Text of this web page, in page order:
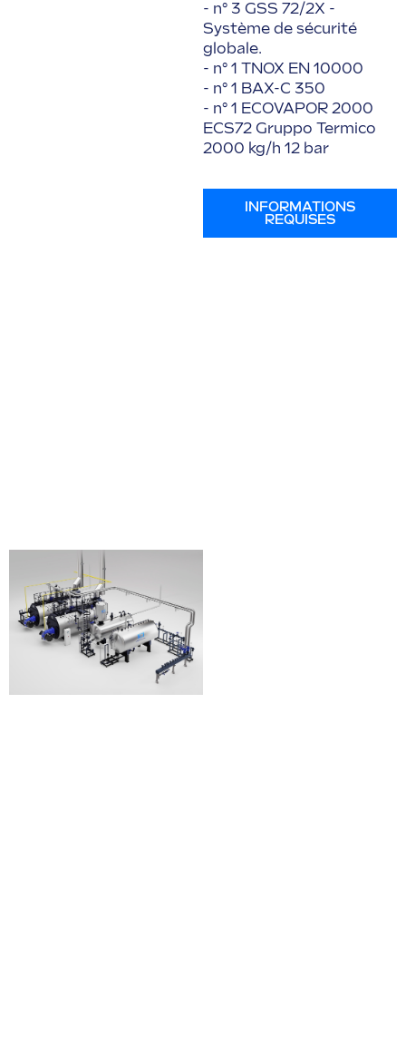
- n° 3 GSS 72/2X -
Système de sécurité
globale.
- n° 1 TNOX EN 10000
- n° 1 BAX-C 350
- n° 1 ECOVAPOR 2000
ECS72 Gruppo Termico
2000 kg/h 12 bar
INFORMATIONS
REQUISES